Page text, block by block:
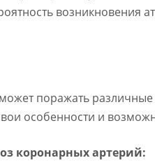
возникновения
поражать различные
особенности и
коронарных артерий: